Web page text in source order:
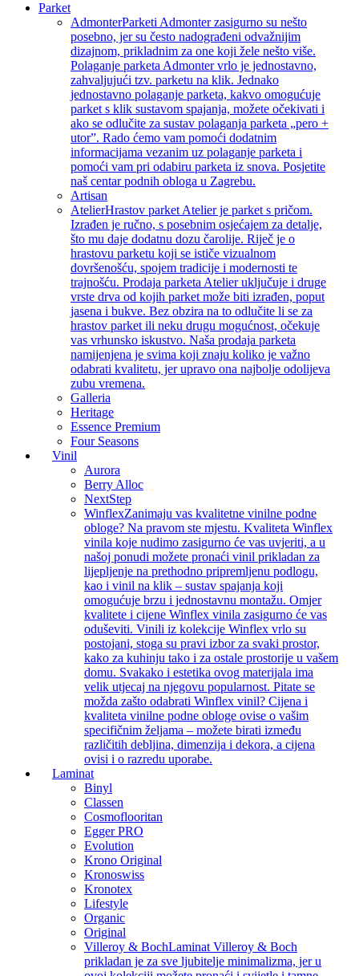
Parket
AdmonterParketi Admonter zasigurno su nešto
posebno, jer su često nadograđeni odvažnijim
dizajnom, prikladnim za one koji žele nešto više.
Polaganje parketa Admonter vrlo je jednostavno,
zahvaljujući tzv. parketu na klik. Jednako
jednostavno polaganje parketa, kakvo omogućuje
parket s klik sustavom spajanja, možete očekivati i
ako se odlučite za sustav polaganja parketa „pero +
utor”. Rado ćemo vam pomoći dodatnim
informacijama vezanim uz polaganje parketa i
pomoći vam pri odabiru parketa iz snova. Posjetite
naš centar podnih obloga u Zagrebu.
Artisan
AtelierHrastov parket Atelier je parket s pričom.
Izrađen je ručno, s posebnim osjećajem za detalje,
što mu daje dodatnu dozu čarolije. Riječ je o
hrastovu parketu koji se ističe vizualnom
dovršenošću, spojem tradicije i modernosti te
trajnošću. Prodaja parketa Atelier uključuje i druge
vrste drva od kojih parket može biti izrađen, poput
jasena i bukve. Bez obzira na to odlučite li se za
hrastov parket ili neku drugu mogućnost, očekuje
vas vrhunsko iskustvo. Naša prodaja parketa
namijenjena je svima koji znaju koliko je važno
odabrati kvalitetu, jer upravo ona najbolje odolijeva
zubu vremena.
Galleria
Heritage
Essence Premium
Four Seasons
Vinil
Aurora
Berry Alloc
NextStep
WinflexZanimaju vas kvalitetne vinilne podne
obloge? Na pravom ste mjestu. Kvaliteta Winflex
vinila koje nudimo zasigurno će vas uvjeriti, a u
našoj ponudi možete pronaći vinil prikladan za
lijepljenje na prethodno pripremljenu podlogu,
kao i vinil na klik – sustav spajanja koji
omogućuje brzu i jednostavnu montažu. Omjer
kvalitete i cijene Winflex vinila zasigurno će vas
oduševiti. Vinili iz kolekcije Winflex vrlo su
postojani, stoga su pravi izbor za svaki prostor,
kako za kuhinju tako i za ostale prostorije u vašem
domu. Svakako i estetika ovog materijala ima
velik utjecaj na njegovu popularnost. Pitate se
možda zašto odabrati Winflex vinil? Cijena i
kvaliteta vinilne podne obloge ovise o vašim
specifičnim željama – možete birati između
različitih debljina, dimenzija i dekora, a cijena
ovisi i o razredu uporabe.
Laminat
Binyl
Classen
Cosmoflooritan
Egger PRO
Evolution
Krono Original
Kronoswiss
Kronotex
Lifestyle
Organic
Original
Villeroy & BochLaminat Villeroy & Boch
prikladan je za sve ljubitelje minimalizma, jer u